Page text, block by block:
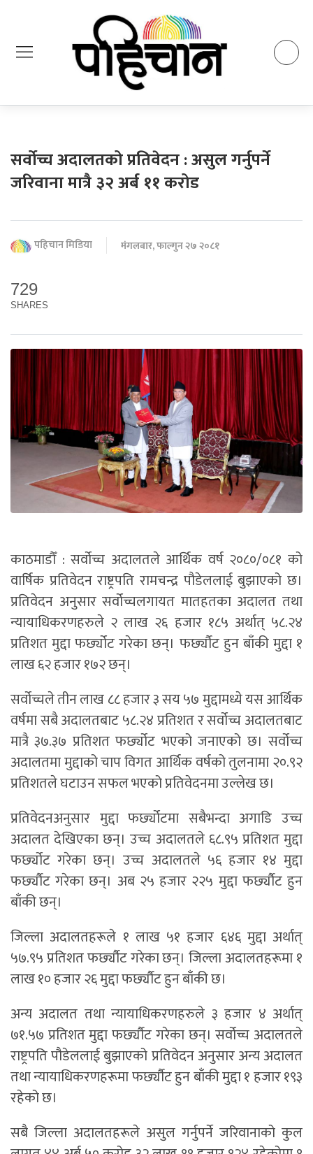
सर्वोच्च अदालतको प्रतिवेदन : असुल गर्नुपर्ने
जरिवाना मात्रै ३२ अर्ब ११ करोड
पहिचान मिडिया मंगलबार, फाल्गुन २७ २०८१
729
SHARES
काठमाडौँ : सर्वोच्च अदालतले आर्थिक वर्ष २०८०/०८१ को
वार्षिक प्रतिवेदन राष्ट्रपति रामचन्द्र पौडेललाई बुझाएको छ।
प्रतिवेदन अनुसार सर्वोच्चलगायत मातहतका अदालत तथा
न्यायाधिकरणहरुले २ लाख २६ हजार १८५ अर्थात् ५८.२४
प्रतिशत मुद्दा फर्छ्योट गरेका छन्। फर्छ्यौट हुन बाँकी मुद्दा १
लाख ६२ हजार १७२ छन्।
सर्वोच्चले तीन लाख ८८ हजार ३ सय ५७ मुद्दामध्ये यस आर्थिक
वर्षमा सबै अदालतबाट ५८.२४ प्रतिशत र सर्वोच्च अदालतबाट
मात्रै ३७.३७ प्रतिशत फर्छ्योट भएको जनाएको छ। सर्वोच्च
अदालतमा मुद्दाको चाप विगत आर्थिक वर्षको तुलनामा २०.९२
प्रतिशतले घटाउन सफल भएको प्रतिवेदनमा उल्लेख छ।
प्रतिवेदनअनुसार मुद्दा फर्छ्योटमा सबैभन्दा अगाडि उच्च
अदालत देखिएका छन्। उच्च अदालतले ६८.९५ प्रतिशत मुद्दा
फर्छ्योट गरेका छन्। उच्च अदालतले ५६ हजार १४ मुद्दा
फर्छ्यौट गरेका छन्। अब २५ हजार २२५ मुद्दा फर्छ्यौट हुन
बाँकी छन्।
जिल्ला अदालतहरूले १ लाख ५१ हजार ६४६ मुद्दा अर्थात्
५७.९५ प्रतिशत फर्छ्यौट गरेका छन्। जिल्ला अदालतहरूमा १
लाख १० हजार २६ मुद्दा फर्छ्यौट हुन बाँकी छ।
अन्य अदालत तथा न्यायाधिकरणहरुले ३ हजार ४ अर्थात्
७१.५७ प्रतिशत मुद्दा फर्छ्यौट गरेका छन्। सर्वोच्च अदालतले
राष्ट्रपति पौडेललाई बुझाएको प्रतिवेदन अनुसार अन्य अदालत
तथा न्यायाधिकरणहरूमा फर्छ्यौट हुन बाँकी मुद्दा १ हजार १९३
रहेको छ।
सबै जिल्ला अदालतहरूले असुल गर्नुपर्ने जरिवानाको कुल